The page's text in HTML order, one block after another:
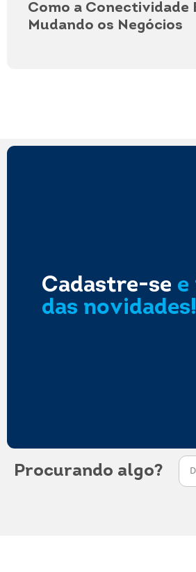
Como a Conectividade
Mudando os Negócios
Cadastre-se e
das novidades!
Procurando algo?